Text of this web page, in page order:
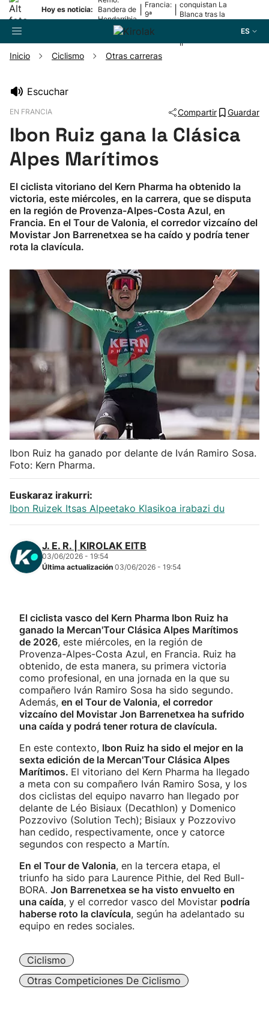
Hoy es noticia:
Bandera de
Hondarribia
Francia:
9ª
conquistan La
Blanca tras la
II
ES
Pelota
Remo
Baloncesto
Ciclismo
Herri-kirolak
Balonmano
Kirolak 360
Atletismo
Carreras de montaña
Más deportes
Inicio Ciclismo Otras carreras
Escuchar
EN FRANCIA Compartir Guardar
Ibon Ruiz gana la Clásica
Alpes Marítimos
El ciclista vitoriano del Kern Pharma ha obtenido la
victoria, este miércoles, en la carrera, que se disputa
en la región de Provenza-Alpes-Costa Azul, en
Francia. En el Tour de Valonia, el corredor vizcaíno del
Movistar Jon Barrenetxea se ha caído y podría tener
rota la clavícula.
Ibon Ruiz ha ganado por delante de Iván Ramiro Sosa.
Foto: Kern Pharma.
Euskaraz irakurri:
Ibon Ruizek Itsas Alpeetako Klasikoa irabazi du
J. E. R. | KIROLAK EITB
03/06/2026 - 19:54
Última actualización 03/06/2026 - 19:54
El ciclista vasco del Kern Pharma Ibon Ruiz ha
ganado la Mercan'Tour Clásica Alpes Marítimos
de 2026, este miércoles, en la región de
Provenza-Alpes-Costa Azul, en Francia. Ruiz ha
obtenido, de esta manera, su primera victoria
como profesional, en una jornada en la que su
compañero Iván Ramiro Sosa ha sido segundo.
Además, en el Tour de Valonia, el corredor
vizcaíno del Movistar Jon Barrenetxea ha sufrido
una caída y podrá tener rotura de clavícula.
En este contexto, Ibon Ruiz ha sido el mejor en la
sexta edición de la Mercan'Tour Clásica Alpes
Marítimos. El vitoriano del Kern Pharma ha llegado
a meta con su compañero Iván Ramiro Sosa, y los
dos ciclistas del equipo navarro han llegado por
delante de Léo Bisiaux (Decathlon) y Domenico
Pozzovivo (Solution Tech); Bisiaux y Pozzovivo
han cedido, respectivamente, once y catorce
segundos con respecto a Martín.
En el Tour de Valonia, en la tercera etapa, el
triunfo ha sido para Laurence Pithie, del Red Bull-
BORA. Jon Barrenetxea se ha visto envuelto en
una caída, y el corredor vasco del Movistar podría
haberse roto la clavícula, según ha adelantado su
equipo en redes sociales.
Ciclismo
Otras Competiciones De Ciclismo